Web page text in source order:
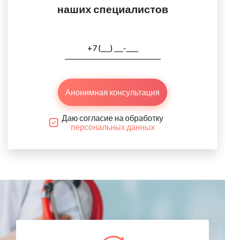
наших специалистов
Анонимная консультация
Даю согласие на обработку
персональных данных